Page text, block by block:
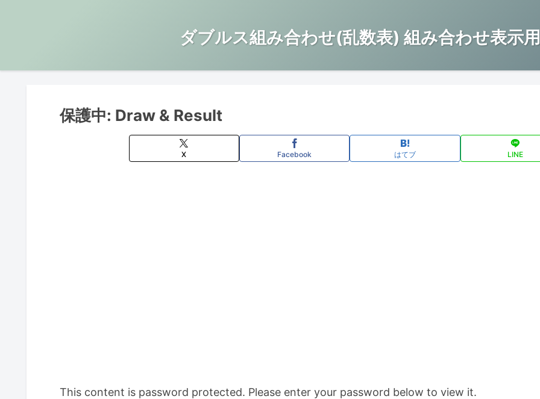
ダブルス組み合わせ(乱数表) 組み合わせ表示
保護中: Draw & Result
X Facebook はてブ LINE
This content is password protected. Please enter your password below to view it.